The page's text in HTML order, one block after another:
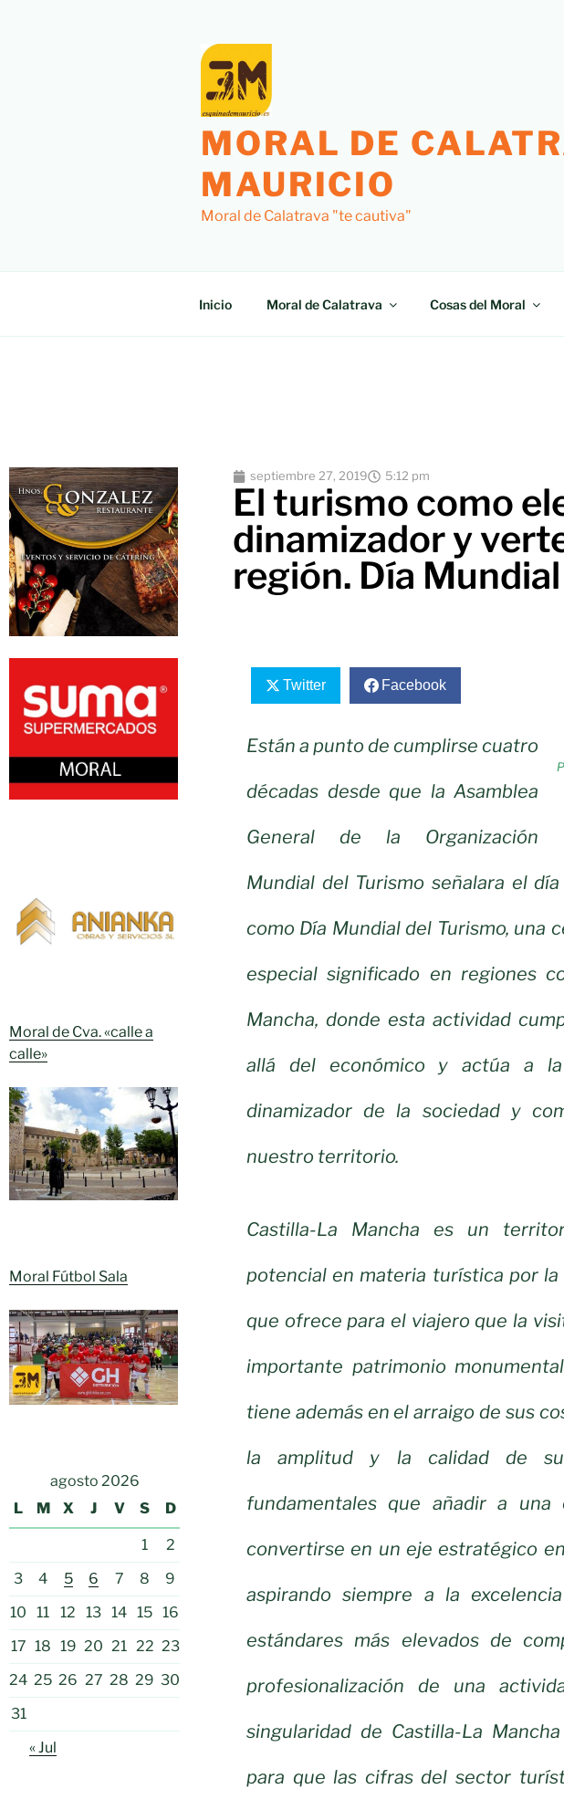
MORAL DE
MAURICIO
Moral de Calatrava "te cautiva"
Inicio Moral de Calatrava Cosas del Moral
Moral de Cva. «calle a
calle»
Moral Fútbol Sala
agosto 2026
L
M X J V S D
1
2
3
4 5 6 7 8
9
10
11 12 13 14 15 16
17 18 19 20 21 22 23
24 25 26 27 28 29 30
31
« Jul
septiembre 27, 2019 5:12 pm
El turismo como
dinamizador y
región. Día
Twitter Facebook
Están a punto de cumplirse cuatro
décadas desde que la Asamblea
General de la Organización
Mundial del Turismo señalara el
como Día Mundial del Turismo, una
especial significado en regiones
Mancha, donde esta actividad
allá del económico y actúa a
dinamizador de la sociedad y
nuestro territorio.
Castilla-La Mancha es un
potencial en materia turística por
que ofrece para el viajero que la
importante patrimonio
tiene además en el arraigo de sus
la amplitud y la calidad de su
fundamentales que añadir a
convertirse en un eje estratégico
aspirando siempre a la
estándares más elevados de
profesionalización de una
singularidad de Castilla-La
para que las cifras del sector